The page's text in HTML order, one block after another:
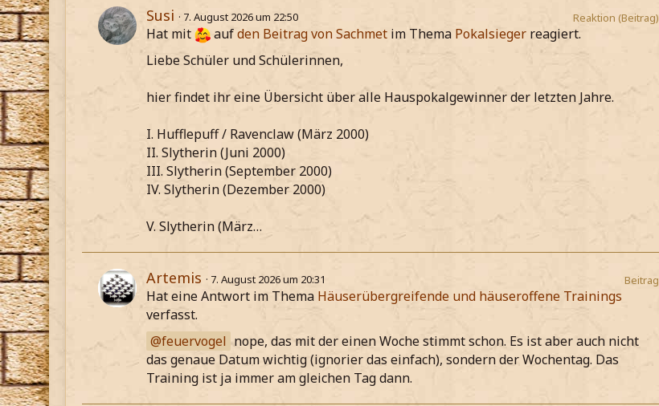
Susi 7. August 2026 um 22:50
Hat mit aufden Beitrag von Sachmet im Thema Pokalsieger reagiert.
Reaktion (Beitrag)
Liebe Schüler und Schülerinnen,
hier findet ihr eine Übersicht über alle Hauspokalgewinner der letzten Jahre.
I. Hufflepuff / Ravenclaw (März 2000)
II. Slytherin (Juni 2000)
III. Slytherin (September 2000)
IV. Slytherin (Dezember 2000)
V. Slytherin (März…
Artemis 7. August 2026 um 20:31
Hat eine Antwort im Thema Häuserübergreifende und häuseroffene Trainings
verfasst.
Beitrag
feuervogel nope, das mit der einen Woche stimmt schon. Es ist aber auch nicht
das genaue Datum wichtig (ignorier das einfach), sondern der Wochentag. Das
Training ist ja immer am gleichen Tag dann.